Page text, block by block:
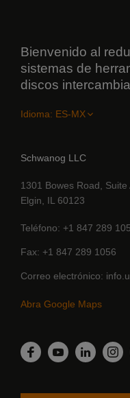
Bienvenido al
sistemas de
discos
Idioma:
Schwanog LLC
1301 Bowes Road, Suite
Elgin, IL 60123
Teléfono +1 847 289
Fax +1 847 289 1056
Correo electrónico
Abra Google Maps
Facebook
YouTubeLinkedin